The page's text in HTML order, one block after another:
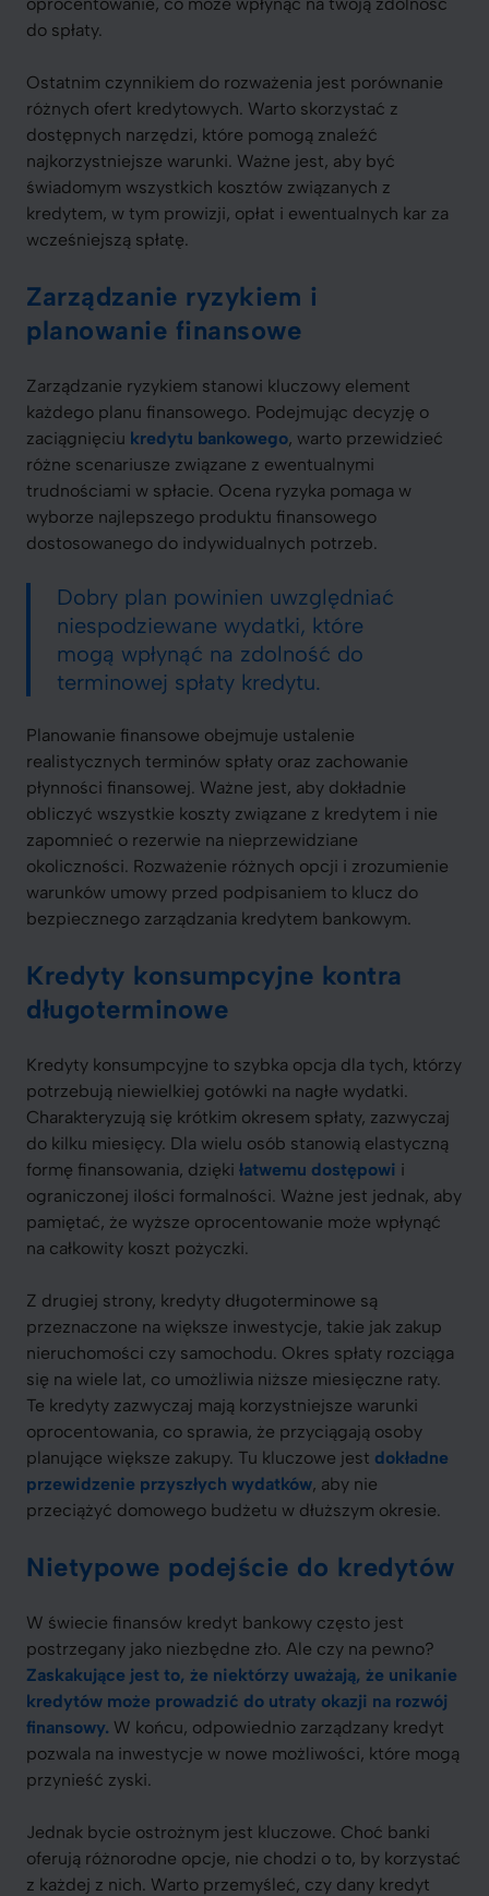
do spłaty.
Ostatnim czynnikiem do rozważenia jest porównanie
różnych ofert kredytowych. Warto skorzystać z
dostępnych narzędzi, które pomogą znaleźć
najkorzystniejsze warunki. Ważne jest, aby być
świadomym wszystkich kosztów związanych z
kredytem, w tym prowizji, opłat i ewentualnych kar za
wcześniejszą spłatę.
Zarządzanie ryzykiem i
planowanie finansowe
Zarządzanie ryzykiem stanowi kluczowy element
każdego planu finansowego. Podejmując decyzję o
zaciągnięciu kredytu bankowego, warto przewidzieć
różne scenariusze związane z ewentualnymi
trudnościami w spłacie. Ocena ryzyka pomaga w
wyborze najlepszego produktu finansowego
dostosowanego do indywidualnych potrzeb.
Dobry plan powinien uwzględniać
niespodziewane wydatki, które
mogą wpłynąć na zdolność do
terminowej spłaty kredytu.
Planowanie finansowe obejmuje ustalenie
realistycznych terminów spłaty oraz zachowanie
płynności finansowej. Ważne jest, aby dokładnie
obliczyć wszystkie koszty związane z kredytem i nie
zapomnieć o rezerwie na nieprzewidziane
okoliczności. Rozważenie różnych opcji i zrozumienie
warunków umowy przed podpisaniem to klucz do
bezpiecznego zarządzania kredytem bankowym.
Kredyty konsumpcyjne kontra
długoterminowe
Kredyty konsumpcyjne to szybka opcja dla tych, którzy
potrzebują niewielkiej gotówki na nagłe wydatki.
Charakteryzują się krótkim okresem spłaty, zazwyczaj
do kilku miesięcy. Dla wielu osób stanowią elastyczną
formę finansowania, dzięki łatwemu dostępowi i
ograniczonej ilości formalności. Ważne jest jednak, aby
pamiętać, że wyższe oprocentowanie może wpłynąć
na całkowity koszt pożyczki.
Z drugiej strony, kredyty długoterminowe są
przeznaczone na większe inwestycje, takie jak zakup
nieruchomości czy samochodu. Okres spłaty rozciąga
się na wiele lat, co umożliwia niższe miesięczne raty.
Te kredyty zazwyczaj mają korzystniejsze warunki
oprocentowania, co sprawia, że przyciągają osoby
planujące większe zakupy. Tu kluczowe jest dokładne
przewidzenie przyszłych wydatków, aby nie
przeciążyć domowego budżetu w dłuższym okresie.
Nietypowe podejście do kredytów
W świecie finansów kredyt bankowy często jest
postrzegany jako niezbędne zło. Ale czy na pewno?
Zaskakujące jest to, że niektórzy uważają, że unikanie
kredytów może prowadzić do utraty okazji na rozwój
finansowy. W końcu, odpowiednio zarządzany kredyt
pozwala na inwestycje w nowe możliwości, które mogą
przynieść zyski.
Jednak bycie ostrożnym jest kluczowe. Choć banki
oferują różnorodne opcje, nie chodzi o to, by korzystać
z każdej z nich. Warto przemyśleć, czy dany kredyt